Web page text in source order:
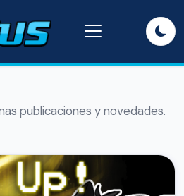
publicaciones y novedades.